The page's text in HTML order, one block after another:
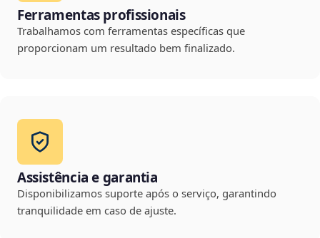
Ferramentas profissionais
Trabalhamos com ferramentas específicas que
proporcionam um resultado bem finalizado.
Assistência e garantia
Disponibilizamos suporte após o serviço, garantindo
tranquilidade em caso de ajuste.